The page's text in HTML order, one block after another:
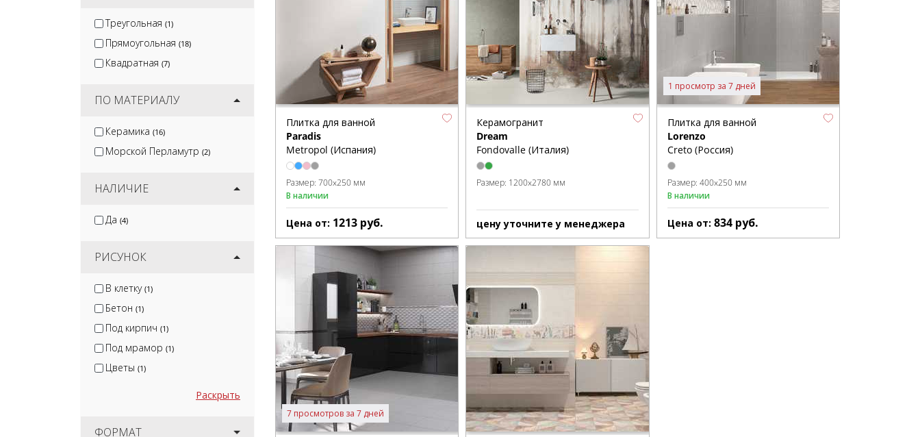
Треугольная (1)
Прямоугольная (18)
Квадратная (7)
ПО МАТЕРИАЛУ
Керамика (16)
Морской Перламутр (2)
НАЛИЧИЕ
Да (4)
РИСУНОК
В клетку (1)
Бетон (1)
Под кирпич (1)
Под мрамор (1)
Цветы (1)
Раскрыть
ФОРМАТ
Плитка для ванной
Paradis
Metropol (Испания)
Размер: 700x250 мм
В наличии
Цена от: 1213 руб.
Керамогранит
Dream
Fondovalle (Италия)
Размер: 1200x2780 мм
цену уточните у менеджера
1 просмотр за 7 дней
Плитка для ванной
Lorenzo
Creto (Россия)
Размер: 400x250 мм
В наличии
Цена от: 834 руб.
7 просмотров за 7 дней